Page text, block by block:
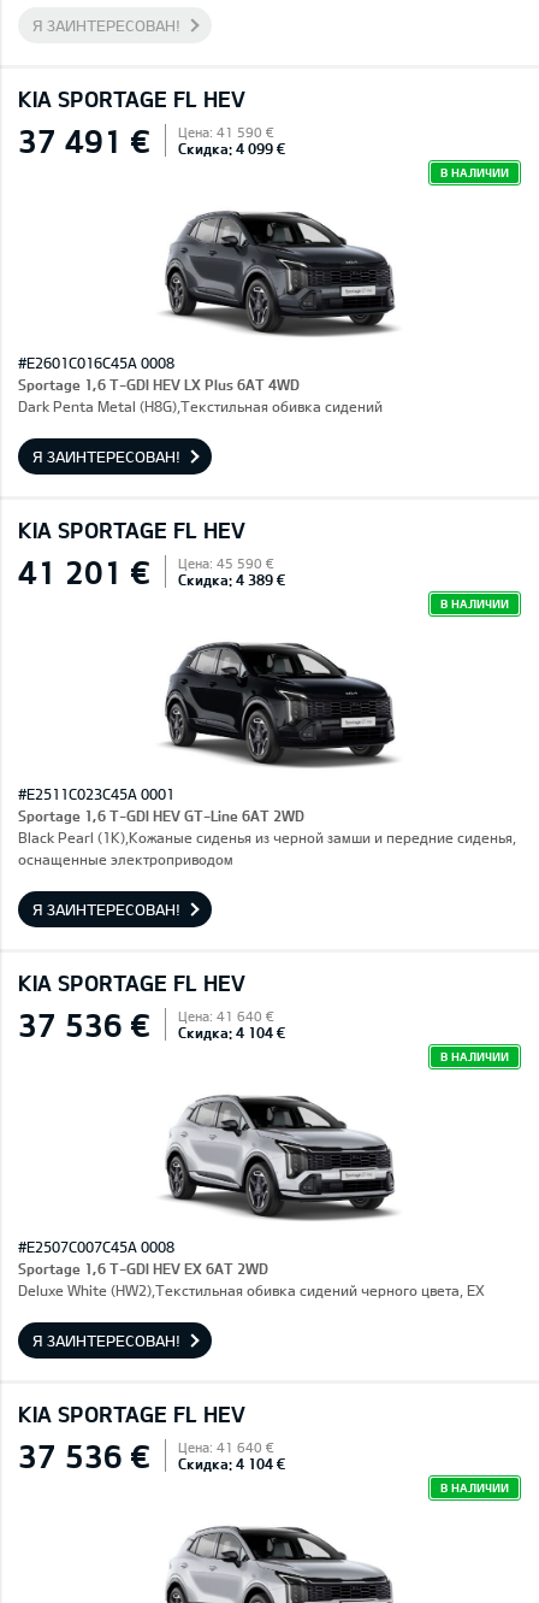
Я ЗАИНТЕРЕСОВАН!
KIA SPORTAGE FL HEV
37 491 € Цена: 41 590 €
Скидка: 4 099 €
В НАЛИЧИИ
#E2601C016C45A 0008
Sportage 1,6 T-GDI HEV LX Plus 6AT 4WD
Dark Penta Metal (H8G),Текстильная обивка сидений
Я ЗАИНТЕРЕСОВАН!
KIA SPORTAGE FL HEV
41 201 € Цена: 45 590 €
Скидка: 4 389 €
В НАЛИЧИИ
#E2511C023C45A 0001
Sportage 1,6 T-GDI HEV GT-Line 6AT 2WD
Black Pearl (1K),Кожаные сиденья из черной замши и передние сиденья,
оснащенные электроприводом
Я ЗАИНТЕРЕСОВАН!
KIA SPORTAGE FL HEV
37 536 € Цена: 41 640 €
Скидка: 4 104 €
В НАЛИЧИИ
#E2507C007C45A 0008
Sportage 1,6 T-GDI HEV EX 6AT 2WD
Deluxe White (HW2),Текстильная обивка сидений черного цвета, EX
Я ЗАИНТЕРЕСОВАН!
KIA SPORTAGE FL HEV
37 536 € Цена: 41 640 €
Скидка: 4 104 €
В НАЛИЧИИ